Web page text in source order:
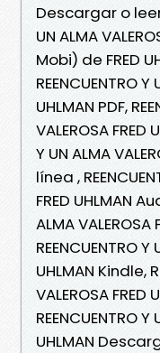
Descargar o leer
UN ALMA
Mobi) de FRED
REENCUENTRO Y
UHLMAN PDF,
VALEROSA FRED
Y UN ALMA
línea ,
FRED UHLMAN
ALMA VALEROSA
REENCUENTRO Y
UHLMAN Kindle,
VALEROSA FRED
REENCUENTRO Y
UHLMAN